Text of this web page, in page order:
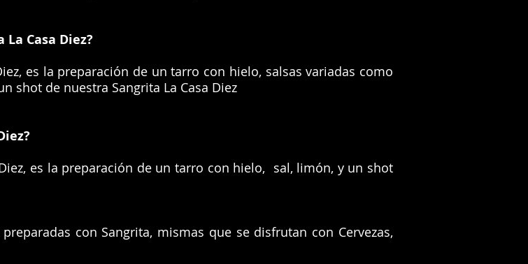
Casa Diez?
es la preparación de un tarro con hielo, salsas variadas como
shot de nuestra Sangrita La Casa Diez
es la preparación de un tarro con hielo, sal, limón, y un shot
con Sangrita, mismas que se disfrutan con Cervezas,